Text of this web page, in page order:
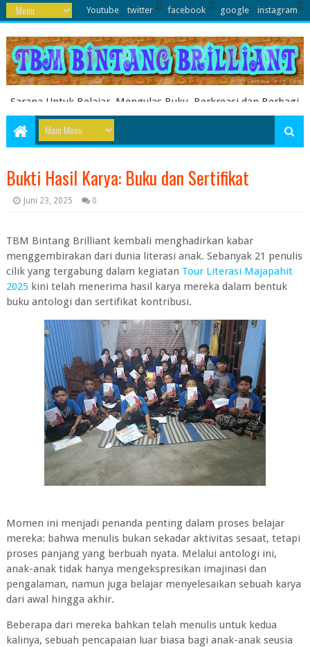
Youtube twitter facebook google instagram
Sarana Untuk Belajar, Mengulas Buku, Berkreasi dan Berbagi
Pengetahuan serta Energi Literasi Berbagai soal ujian sekolah
dasar juga dibahas disini
Bukti Hasil Karya: Buku dan Sertifikat
Juni 23, 2025 0
TBM Bintang Brilliant kembali menghadirkan kabar
menggembirakan dari dunia literasi anak. Sebanyak 21 penulis
cilik yang tergabung dalam kegiatan Tour Literasi Majapahit
2025 kini telah menerima hasil karya mereka dalam bentuk
buku antologi dan sertifikat kontribusi.
Momen ini menjadi penanda penting dalam proses belajar
mereka: bahwa menulis bukan sekadar aktivitas sesaat, tetapi
proses panjang yang berbuah nyata. Melalui antologi ini,
anak-anak tidak hanya mengekspresikan imajinasi dan
pengalaman, namun juga belajar menyelesaikan sebuah karya
dari awal hingga akhir.
Beberapa dari mereka bahkan telah menulis untuk kedua
kalinya, sebuah pencapaian luar biasa bagi anak-anak seusia